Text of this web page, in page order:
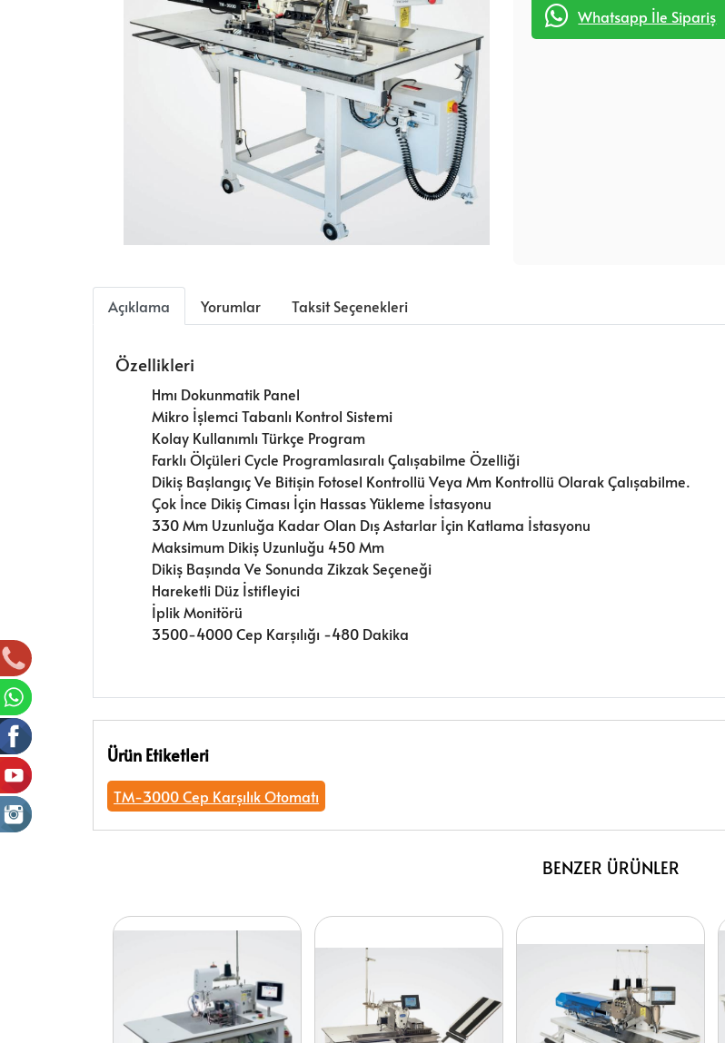
Whatsapp İle Sipariş
Açıklama Yorumlar Taksit Seçenekleri
Özellikleri
Hmı Dokunmatik Panel
Mikro İşlemci Tabanlı Kontrol Sistemi
Kolay Kullanımlı Türkçe Program
Farklı Ölçüleri Cycle Programlasıralı Çalışabilme Özelliği
Dikiş Başlangıç Ve Bitişin Fotosel Kontrollü Veya Mm Kontrollü Olarak Çalışabilme.
Çok İnce Dikiş Ciması İçin Hassas Yükleme İstasyonu
330 Mm Uzunluğa Kadar Olan Dış Astarlar İçin Katlama İstasyonu
Maksimum Dikiş Uzunluğu 450 Mm
Dikiş Başında Ve Sonunda Zikzak Seçeneği
Hareketli Düz İstifleyici
İplik Monitörü
3500-4000 Cep Karşılığı -480 Dakika
Ürün Etiketleri
TM-3000 Cep Karşılık Otomatı
BENZER ÜRÜNLER